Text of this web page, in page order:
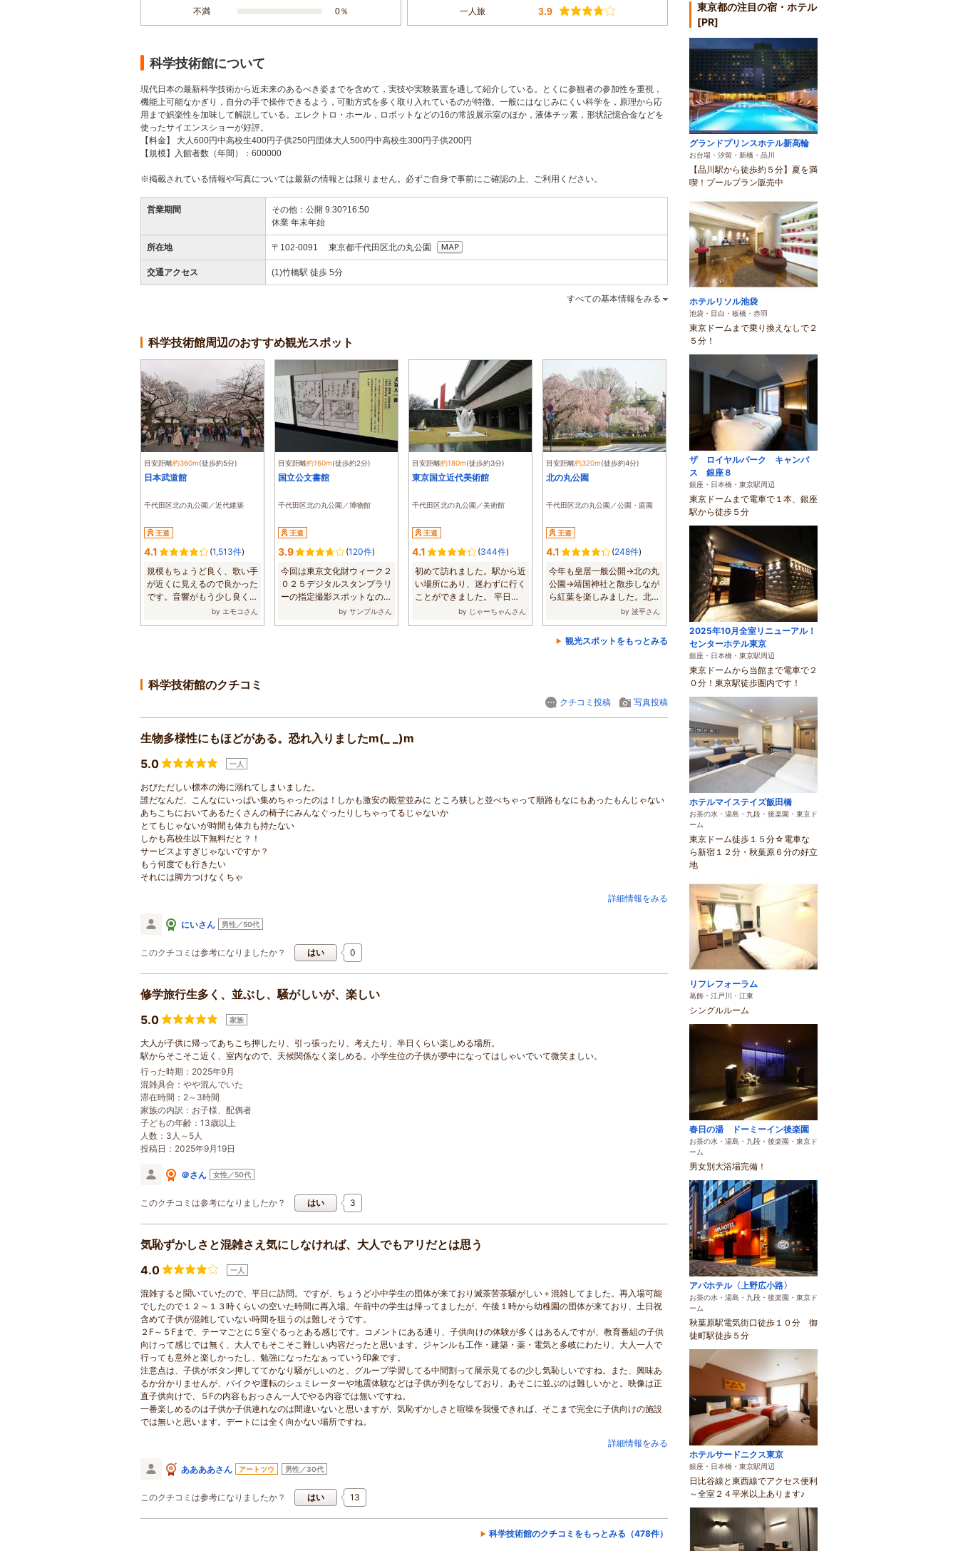
不満 0％ 一人旅 3.9
科学技術館について
現代日本の最新科学技術から近未来のあるべき姿までを含めて，実技や実験装置を通して紹介している。とくに参観者の参加性を重視，
機能上可能なかぎり，自分の手で操作できるよう，可動方式を多く取り入れているのが特徴。一般にはなじみにくい科学を，原理から応
用まで娯楽性を加味して解説している。エレクトロ・ホール，ロボットなどの16の常設展示室のほか，液体チッ素，形状記憶合金などを
使ったサイエンスショーが好評。
【料金】 大人600円中高校生400円子供250円団体大人500円中高校生300円子供200円
【規模】入館者数（年間）：600000
※掲載されている情報や写真については最新の情報とは限りません。必ずご自身で事前にご確認の上、ご利用ください。
営業期間
その他：公開 9:30?16:50
休業 年末年始
所在地 〒102-0091 東京都千代田区北の丸公園
交通アクセス (1)竹橋駅 徒歩 5分
すべての基本情報をみる
科学技術館周辺のおすすめ観光スポット
目安距離約360m(徒歩約5分)
日本武道館
千代田区北の丸公園／近代建築
王道
4.1 (1,513件)
規模もちょうど良く、歌い手
が近くに見えるので良かった
です。音響がもう少し良くな
by エモコさん
目安距離約160m(徒歩約2分)
国立公文書館
千代田区北の丸公園／博物館
王道
3.9 (120件)
今回は東京文化財ウィーク２
０２５デジタルスタンプラリ
ーの指定撮影スポットなので
by サンプルさん
目安距離約180m(徒歩約3分)
東京国立近代美術館
千代田区北の丸公園／美術館
王道
4.1 (344件)
初めて訪れました。駅から近
い場所にあり、迷わずに行く
ことができました。 平日で
したがお客様...by じゃーちゃんさん
目安距離約320m(徒歩約4分)
北の丸公園
千代田区北の丸公園／公園・庭園
王道
4.1 (248件)
今年も皇居一般公開→北の丸
公園→靖国神社と散歩しなが
ら紅葉を楽しみました。北の
by 波平さん
観光スポットをもっとみる
科学技術館のクチコミ
クチコミ投稿 写真投稿
生物多様性にもほどがある。恐れ入りましたm(_ _)m
5.0
一人
おびただしい標本の海に溺れてしまいました。
誰だなんだ、こんなにいっぱい集めちゃったのは！しかも激安の殿堂並みに ところ狭しと並べちゃって順路もなにもあったもんじゃない
あちこちにおいてあるたくさんの椅子にみんなぐったりしちゃってるじゃないか
とてもじゃないが時間も体力も持たない
しかも高校生以下無料だと？！
サービスよすぎじゃないですか？
もう何度でも行きたい
それには脚力つけなくちゃ
詳細情報をみる
にいさん 男性／50代
このクチコミは参考になりましたか？ 0
はい
修学旅行生多く、並ぶし、騒がしいが、楽しい
5.0
家族
大人が子供に帰ってあちこち押したり、引っ張ったり、考えたり、半日くらい楽しめる場所。
駅からそこそこ近く、室内なので、天候関係なく楽しめる。小学生位の子供が夢中になってはしゃいでいて微笑ましい。
行った時期：2025年9月
混雑具合：やや混んでいた
滞在時間：2～3時間
家族の内訳： お子様、配偶者
子どもの年齢： 13歳以上
人数：3人～5人
投稿日：2025年9月19日
＠さん 女性／50代
このクチコミは参考になりましたか？ 3
はい
気恥ずかしさと混雑さえ気にしなければ、大人でもアリだとは思う
4.0
一人
混雑すると聞いていたので、平日に訪問。ですが、ちょうど小中学生の団体が来ており滅茶苦茶騒がしい＋混雑してました。再入場可能
でしたので１２～１３時くらいの空いた時間に再入場。午前中の学生は帰ってましたが、午後１時から幼稚園の団体が来ており、土日祝
含めて子供が混雑していない時間を狙うのは難しそうです。
２F～５Fまで、テーマごとに５室ぐるっとある感じです。コメントにある通り、子供向けの体験が多くはあるんですが、教育番組の子供
向けって感じでは無く、大人でもそこそこ難しい内容だったと思います。ジャンルも工作・建築・薬・電気と多岐にわたり、大人一人で
行っても意外と楽しかったし、勉強になったなぁっていう印象です。
注意点は、子供がボタン押しててかなり騒がしいのと、グループ学習してる中間割って展示見てるの少し気恥しいですね。また、興味あ
るか分かりませんが、バイクや運転のシュミレーターや地震体験などは子供が列をなしており、あそこに並ぶのは難しいかと。映像は正
直子供向けで、５Fの内容もおっさん一人でやる内容では無いですね。
一番楽しめるのは子供か子供連れなのは間違いないと思いますが、気恥ずかしさと喧噪を我慢できれば、そこまで完全に子供向けの施設
では無いと思います。デートには全く向かない場所ですね。
詳細情報をみる
ああああさん アートツウ 男性／30代
このクチコミは参考になりましたか？ 13
はい
科学技術館のクチコミをもっとみる（478件）
東京都の注目の宿・ホテル
[PR]
グランドプリンスホテル新高輪
お台場・汐留・新橋・品川
【品川駅から徒歩約５分】夏を満
喫！プールプラン販売中
ホテルリソル池袋
池袋・目白・板橋・赤羽
東京ドームまで乗り換えなしで２
５分！
ザ ロイヤルパーク キャンバ
ス 銀座８
銀座・日本橋・東京駅周辺
東京ドームまで電車で１本、銀座
駅から徒歩５分
2025年10月全室リニューアル！
センターホテル東京
銀座・日本橋・東京駅周辺
東京ドームから当館まで電車で２
０分！東京駅徒歩圏内です！
ホテルマイステイズ飯田橋
お茶の水・湯島・九段・後楽園・東京ド
ーム
東京ドーム徒歩１５分☆電車な
ら新宿１２分・秋葉原６分の好立
地
リフレフォーラム
葛飾・江戸川・江東
シングルルーム
春日の湯 ドーミーイン後楽園
お茶の水・湯島・九段・後楽園・東京ド
ーム
男女別大浴場完備！
アパホテル〈上野広小路〉
お茶の水・湯島・九段・後楽園・東京ド
ーム
秋葉原駅電気街口徒歩１０分 御
徒町駅徒歩５分
ホテルサードニクス東京
銀座・日本橋・東京駅周辺
日比谷線と東西線でアクセス便利
～全室２４平米以上あります♪